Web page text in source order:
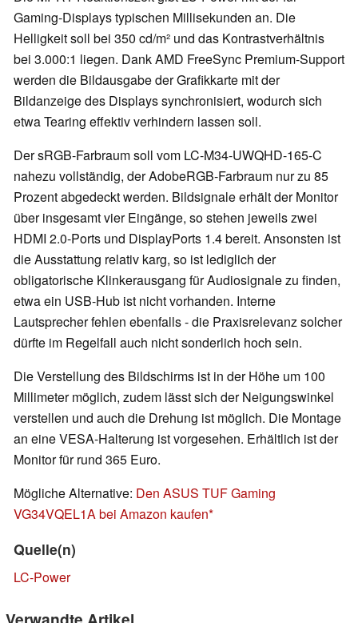
Gaming-Displays typischen Millisekunden an. Die
Helligkeit soll bei 350 cd/m² und das Kontrastverhältnis
bei 3.000:1 liegen. Dank AMD FreeSync Premium-Support
werden die Bildausgabe der Grafikkarte mit der
Bildanzeige des Displays synchronisiert, wodurch sich
etwa Tearing effektiv verhindern lassen soll.
Der sRGB-Farbraum soll vom LC-M34-UWQHD-165-C
nahezu vollständig, der AdobeRGB-Farbraum nur zu 85
Prozent abgedeckt werden. Bildsignale erhält der Monitor
über insgesamt vier Eingänge, so stehen jeweils zwei
HDMI 2.0-Ports und DisplayPorts 1.4 bereit. Ansonsten ist
die Ausstattung relativ karg, so ist lediglich der
obligatorische Klinkerausgang für Audiosignale zu finden,
etwa ein USB-Hub ist nicht vorhanden. Interne
Lautsprecher fehlen ebenfalls - die Praxisrelevanz solcher
dürfte im Regelfall auch nicht sonderlich hoch sein.
Die Verstellung des Bildschirms ist in der Höhe um 100
Millimeter möglich, zudem lässt sich der Neigungswinkel
verstellen und auch die Drehung ist möglich. Die Montage
an eine VESA-Halterung ist vorgesehen. Erhältlich ist der
Monitor für rund 365 Euro.
Mögliche Alternative: Den ASUS TUF Gaming
VG34VQEL1A bei Amazon kaufen
Quelle(n)
LC-Power